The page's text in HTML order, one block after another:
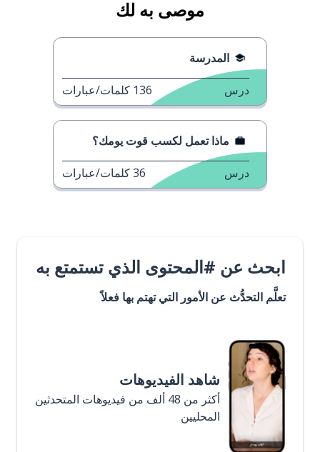
موصى به لك
المدرسة
درس 136 كلمات/عبارات
ماذا تعمل لكسب قوت يومك؟
درس 36كلمات/عبارات
ابحث عن #المحتوى الذي تستمتع به
تعلَّم التحدُّث عن الأمور التي تهتم بها فعلاً
شاهد الفيديوهات
أكثر من 48 ألف من فيديوهات المتحدثين
المحليين